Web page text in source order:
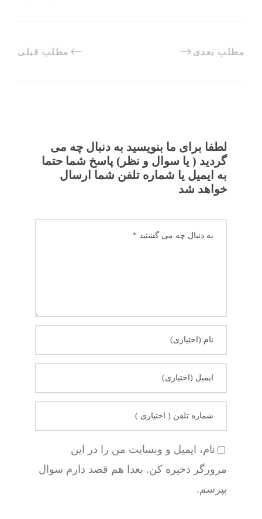
مطلب قبلی مطلب بعدی
لطفا برای ما بنویسید به دنبال چه می
گردید ( یا سوال و نظر) پاسخ شما حتما
به ایمیل یا شماره تلفن شما ارسال
خواهد شد
نام، ایمیل و وبسایت من را در این
مرورگر ذخیره کن. بعدا هم قصد دارم سوال
بپرسم.